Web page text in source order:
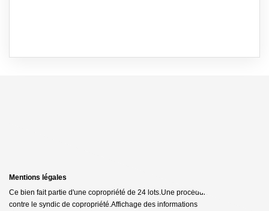
Mentions légales
Ce bien fait partie d'une copropriété de 24 lots.Une procédure est en cours
contre le syndic de copropriété.Affichage des informations